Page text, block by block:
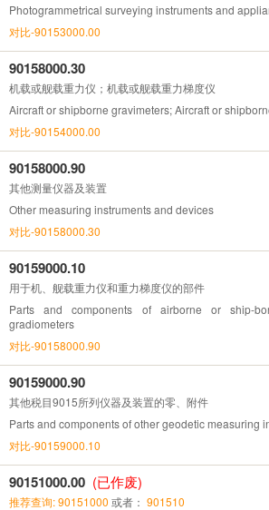
Photogrammetrical surveying instruments and
对比-90153000.00
90158000.30
机载或舰载重力仪；机载或舰载重力梯度仪
Aircraft or shipborne gravimeters; Aircraft or
对比-90154000.00
90158000.90
其他测量仪器及装置
Other measuring instruments and devices
对比-90158000.30
90159000.10
用于机、舰载重力仪和重力梯度仪的部件
Parts and components of airborne or ship-
gradiometers
对比-90158000.90
90159000.90
其他税目9015所列仪器及装置的零、附件
Parts and components of other geodetic measuring
对比-90159000.10
90151000.00 (已作废)
推荐查询: 90151000 或者： 901510